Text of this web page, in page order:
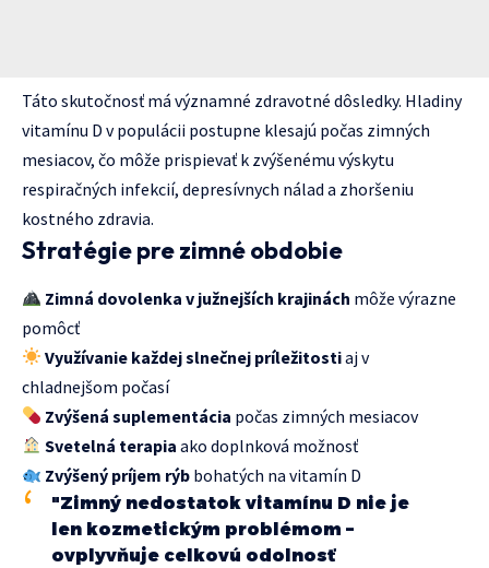
Táto skutočnosť má významné zdravotné dôsledky. Hladiny
vitamínu D v populácii postupne klesajú počas zimných
mesiacov, čo môže prispievať k zvýšenému výskytu
respiračných infekcií, depresívnych nálad a zhoršeniu
kostného zdravia.
Stratégie pre zimné obdobie
Zimná dovolenka v južnejších krajinách môže výrazne
pomôcť
Využívanie každej slnečnej príležitostiaj v
chladnejšom počasí
Zvýšená suplementácia počas zimných mesiacov
Svetelná terapia ako doplnková možnosť
Zvýšený príjem rýb bohatých na vitamín D
"Zimný nedostatok vitamínu D nie je
len kozmetickým problémom –
ovplyvňuje celkovú odolnosť